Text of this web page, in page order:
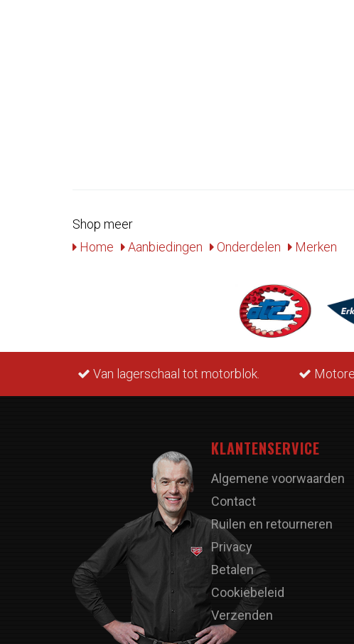
Shop meer
Home
Aanbiedingen Onderdelen Merken
Van lagerschaal tot motorblok.
KLANTENSERVICE
Algemene voorwaarden
Contact
Ruilen en retourneren
Privacy
Betalen
Cookiebeleid
Verzenden